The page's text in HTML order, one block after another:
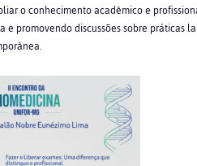
o conhecimento acadêmico e
e promovendo discussões sobre práticas